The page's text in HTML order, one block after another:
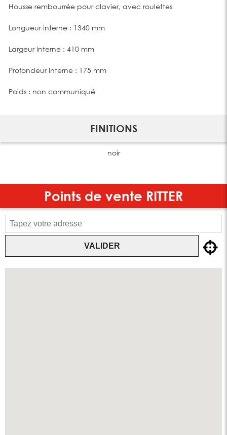
Housse rembourrée pour clavier, avec roulettes
Longueur interne : 1340 mm
Largeur interne : 410 mm
Profondeur interne : 175 mm
Poids : non communiqué
FINITIONS
noir
Points de vente RITTER
VALIDER